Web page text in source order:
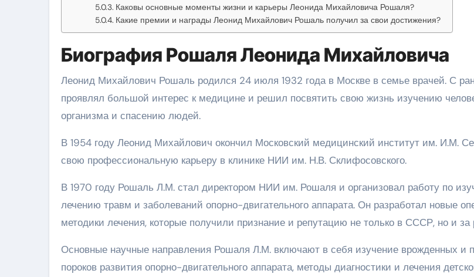
Каковы основные моменты жизни и карьеры Леонида Михайловича Рошаля?
Какие премии и награды Леонид Михайлович Рошаль получил за свои достижения?
Биография Рошаля Леонида Михайловича
Леонид Михайлович Рошаль родился 24 июля 1932 года в Москве в семье врачей. С
проявлял большой интерес к медицине и решил посвятить свою жизнь изучению
организма и спасению людей.
В 1954 году Леонид Михайлович окончил Московский медицинский институт им. И.М.
свою профессиональную карьеру в клинике НИИ им. Н.В. Склифосовского.
В 1970 году Рошаль Л.М. стал директором НИИ им. Рошаля и организовал работу по
лечению травм и заболеваний опорно-двигательного аппарата. Он разработал новые
методики лечения, которые получили признание и репутацию не только в СССР, но и
Основные научные направления Рошаля Л.М. включают в себя изучение врожденных и
пороков развития опорно-двигательного аппарата, методы диагностики и лечения